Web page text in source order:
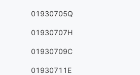
01930705Q
01930707H
01930709C
01930711E